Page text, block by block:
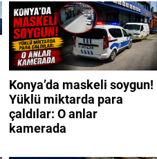
Konya’da maskeli soygun!
Yüklü miktarda para
çaldılar: O anlar
kamerada